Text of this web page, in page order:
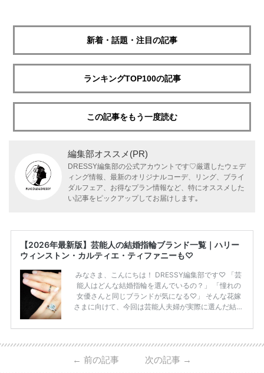
新着・話題・注目の記事
ランキングTOP100の記事
この記事をもう一度読む
編集部オススメ(PR)
DRESSY編集部の公式アカウントです♡厳選したウェデ
ィング情報、最新のオリジナルコーデ、リング、ブライ
ダルフェア、お得なプラン情報など、特にオススメした
い記事をピックアップしてお届けします｡
【2026年最新版】芸能人の結婚指輪ブランド一覧｜ハリー
ウィンストン・カルティエ・ティファニーも♡
みなさま、こんにちは！ DRESSY編集部です♡ 「芸
能人はどんな結婚指輪を選んでいるの？」 「憧れの
女優さんと同じブランドが気になる♡」 そんな花嫁
さまに向けて、今回は芸能人夫婦が実際に選んだ結婚
ーウィンストンやカルティエ、ティファニーなど世界
日本で人気のブランドまで幅広くご紹介。 さらに、
・愛用している芸能人夫婦 ・リングの特徴や魅力 ・
← 前の記事 次の記事 →